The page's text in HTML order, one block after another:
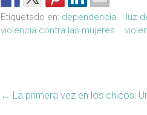
Etiquetado en: dependencia luz
violencia contra las mujeres
← La primera vez en los chicos: